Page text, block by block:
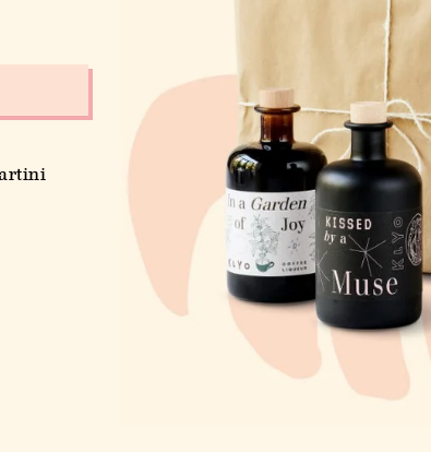
KLYO WOCHENMENÜ
IN DEIN
dich hier ein und wir schicken dir das
aktuelle Wochenmenü per Mail.